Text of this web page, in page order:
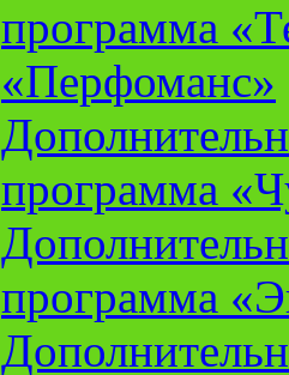
программа
«Перфоманс»
программа
программа